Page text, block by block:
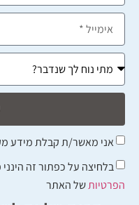
אני מאשר/ת קבלת מידע
בלחיצה על כפתור זה
הפרטיותשל האתר